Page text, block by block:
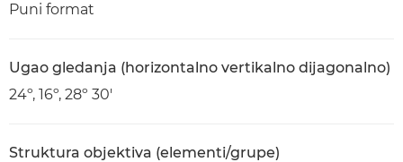
Puni format
Ugao gledanja (horizontalno vertikalno dijagonalno)
24º, 16º, 28º 30'
Struktura objektiva (elementi/grupe)